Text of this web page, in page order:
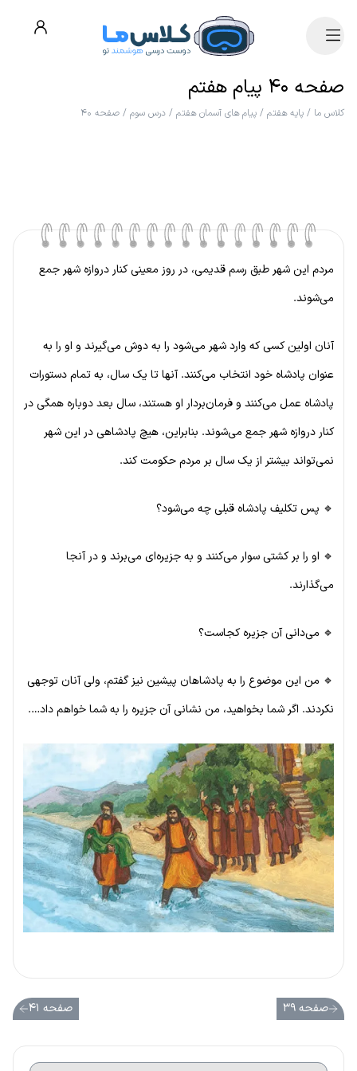
صفحه ۴۰ پیام هفتم
کلاس ما / پایه هفتم / پیام های آسمان هفتم / درس سوم / صفحه ۴۰
مردم این شهر طبق رسم قدیمی، در روز معینی کنار دروازه شهر جمع
می‌شوند.
آنان اولین کسی که وارد شهر می‌شود را به دوش می‌گیرند و او را به
عنوان پادشاه خود انتخاب می‌کنند. آنها تا یک سال، به تمام دستورات
پادشاه عمل می‌کنند و فرمان‌بردار او هستند، سال بعد دوباره همگی در
کنار دروازه شهر جمع می‌شوند. بنابراین، هیچ پادشاهی در این شهر
نمی‌تواند بیشتر از یک سال بر مردم حکومت کند.
🔹 پس تکلیف پادشاه قبلی چه می‌شود؟
🔹 او را بر کشتی سوار می‌کنند و به جزیره‌ای می‌برند و در آنجا
می‌گذارند.
🔹 می‌دانی آن جزیره کجاست؟
🔹 من این موضوع را به پادشاهان پیشین نیز گفتم، ولی آنان توجهی
نکردند. اگر شما بخواهید، من نشانی آن جزیره را به شما خواهم داد….
صفحه ۳۹ صفحه ۴۱